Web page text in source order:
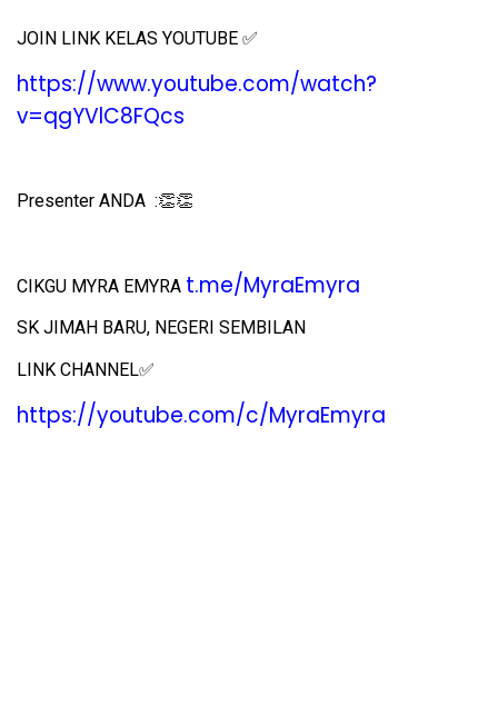
JOIN LINK KELAS YOUTUBE ✅
https://www.youtube.com/watch?
v=qgYVlC8FQcs
Presenter ANDA :👏👏
CIKGU MYRA EMYRA t.me/MyraEmyra
SK JIMAH BARU, NEGERI SEMBILAN
LINK CHANNEL✅
https://youtube.com/c/MyraEmyra